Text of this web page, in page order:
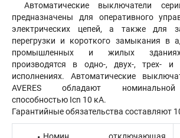
Автоматические выключатели
предназначены для оперативного
электрических цепей, а также для
перегрузки и короткого замыкания в
промышленных и жилых
производятся в одно-, двух-, трех- и
исполнениях. Автоматические
AVERES обладают
способностью Icn 10 кА.
Гарантийные обязательства составляют